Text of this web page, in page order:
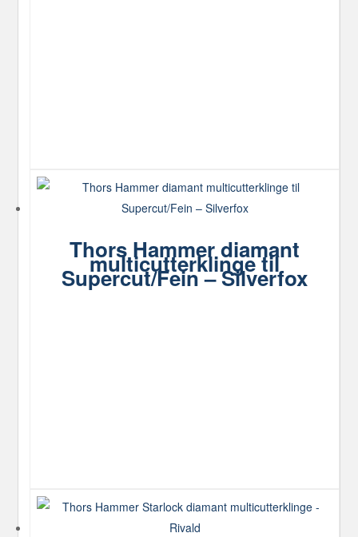
Thors Hammer diamant
multicutterklinge til
Supercut/Fein – Silverfox